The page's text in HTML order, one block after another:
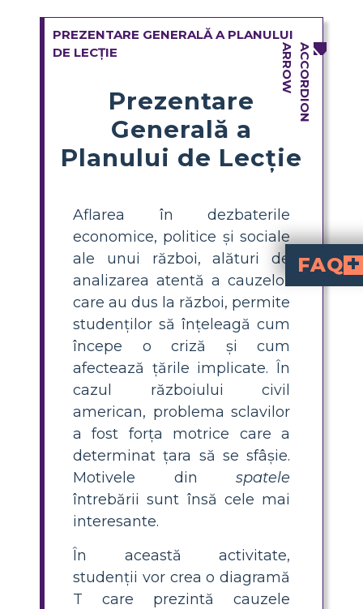
PREZENTARE GENERALĂ A PLANULUI
DE LECȚIE
Prezentare
Generală a
Planului de Lecție
Aflarea în dezbaterile
economice, politice și sociale
ale unui război, alături de
analizarea atentă a cauzelor
care au dus la război, permite
studenților să înțeleagă cum
începe o criză și cum
afectează țările implicate. În
cazul războiului civil
american, problema sclavilor
a fost forța motrice care a
determinat țara să se sfâșie.
Motivele din spatele
întrebării sunt însă cele mai
interesante.
În această activitate,
studenții vor crea o diagramă
T care prezintă cauzele
FAQ